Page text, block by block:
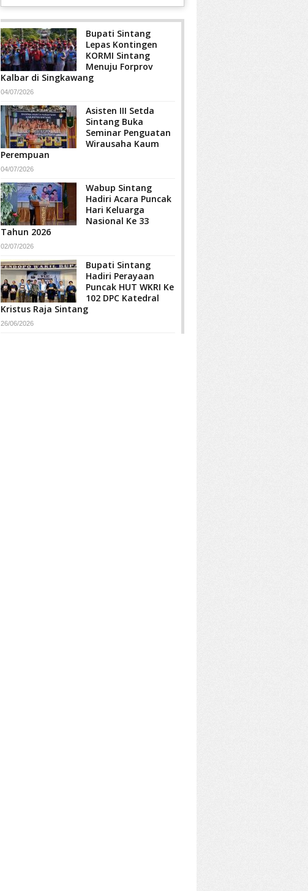
Bupati Sintang
Lepas Kontingen
KORMI Sintang
Menuju Forprov
Kalbar di Singkawang
04/07/2026
Asisten III Setda
Sintang Buka
Seminar Penguatan
Wirausaha Kaum
Perempuan
04/07/2026
Wabup Sintang
Hadiri Acara Puncak
Hari Keluarga
Nasional Ke 33
Tahun 2026
02/07/2026
Bupati Sintang
Hadiri Perayaan
Puncak HUT WKRI Ke
102 DPC Katedral
Kristus Raja Sintang
26/06/2026